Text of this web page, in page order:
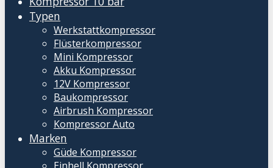
Typen
Werkstattkompressor
Flüsterkompressor
Mini Kompressor
Akku Kompressor
12V Kompressor
Baukompressor
Airbrush Kompressor
Kompressor Auto
Marken
Güde Kompressor